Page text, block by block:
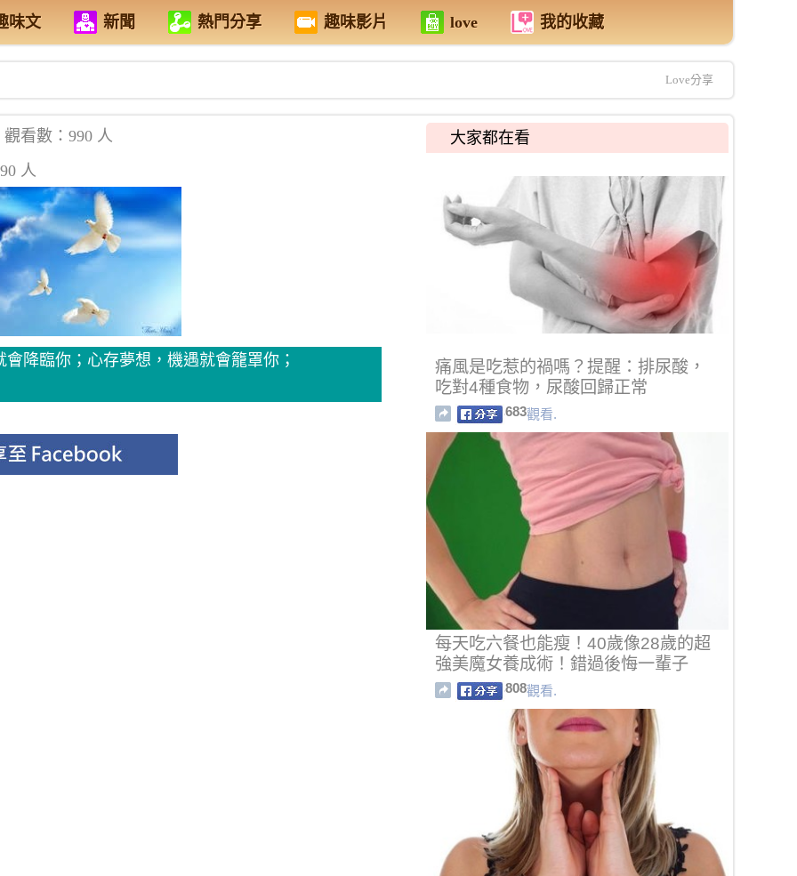
味文 新聞 熱門分享 趣味影片 love 我的收藏
Love分享
觀看數：990 人
人
降臨你；心存夢想，機遇就會籠罩你；
大家都在看
痛風是吃惹的禍嗎？提醒：排尿酸，
吃對4種食物，尿酸回歸正常
683觀看.
每天吃六餐也能瘦！40歲像28歲的超
強美魔女養成術！錯過後悔一輩子
808觀看.